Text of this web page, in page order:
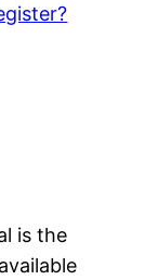
is the